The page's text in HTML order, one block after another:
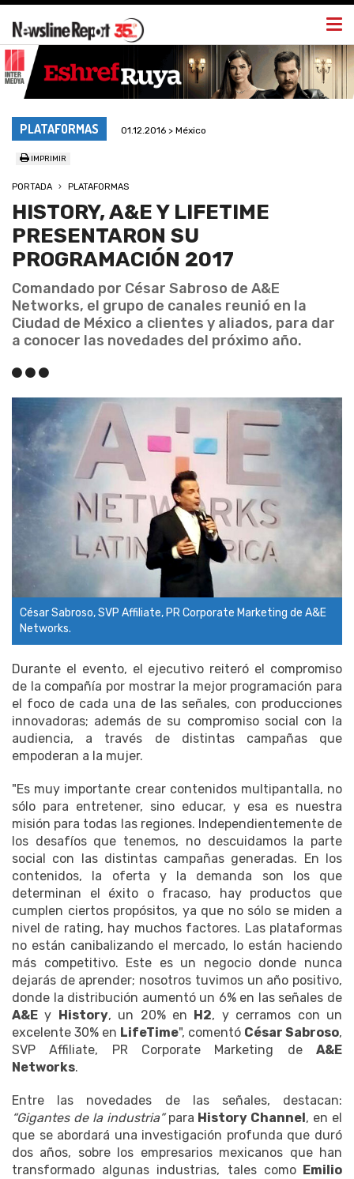
PLATAFORMAS 01.12.2016 > México
IMPRIMIR
PORTADA PLATAFORMAS
HISTORY, A&E Y LIFETIME
PRESENTARON SU
PROGRAMACIÓN 2017
Comandado por César Sabroso de A&E
Networks, el grupo de canales reunió en la
Ciudad de México a clientes y aliados, para dar
a conocer las novedades del próximo año.
César Sabroso, SVP Affiliate, PR Corporate Marketing de A&E
Networks.
Durante el evento, el ejecutivo reiteró el compromiso
de la compañía por mostrar la mejor programación para
el foco de cada una de las señales, con producciones
innovadoras; además de su compromiso social con la
audiencia, a través de distintas campañas que
empoderan a la mujer.
"Es muy importante crear contenidos multipantalla, no
sólo para entretener, sino educar, y esa es nuestra
misión para todas las regiones. Independientemente de
los desafíos que tenemos, no descuidamos la parte
social con las distintas campañas generadas. En los
contenidos, la oferta y la demanda son los que
determinan el éxito o fracaso, hay productos que
cumplen ciertos propósitos, ya que no sólo se miden a
nivel de rating, hay muchos factores. Las plataformas
no están canibalizando el mercado, lo están haciendo
más competitivo. Este es un negocio donde nunca
dejarás de aprender; nosotros tuvimos un año positivo,
donde la distribución aumentó un 6% en las señales de
A&E y History, un 20% en H2, y cerramos con un
excelente 30% en LifeTime", comentó César Sabroso,
SVP Affiliate, PR Corporate Marketing de A&E
Networks.
Entre las novedades de las señales, destacan:
“Gigantes de la industria”para History Channel, en el
que se abordará una investigación profunda que duró
dos años, sobre los empresarios mexicanos que han
transformado algunas industrias, tales comoEmilio